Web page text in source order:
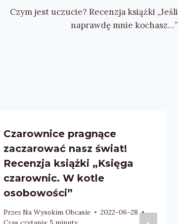
Czym jest uczucie? Recenzja książki „Jeśli
naprawdę mnie kochasz…”
Czarownice pragnące
zaczarować nasz świat!
Recenzja książki „Księga
czarownic. W kotle
osobowości”
Przez Na Wysokim Obcasie
2022-06-28